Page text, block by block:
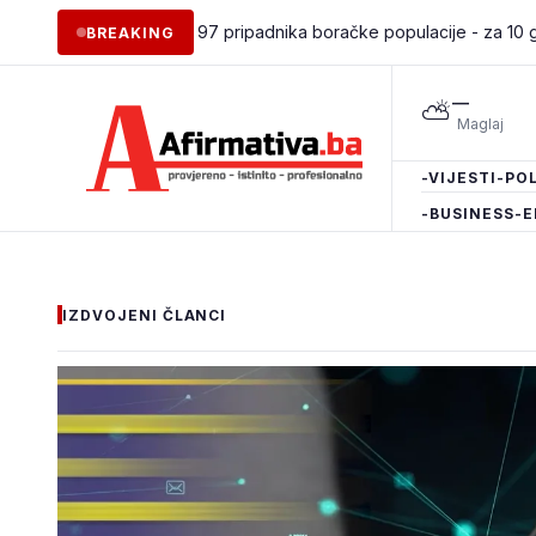
BREAKING
97 pripadnika boračke populacije - za 10 godina
⛅—
-VIJESTI -
-BUSINESS-
IZDVOJENI ČLANCI